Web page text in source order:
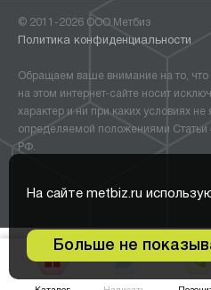
На сайте metbiz.ru
Больше не
© 2011-2026 ООО Метбиз
Политика конфиденциальности
Обращаем ваше внимание на то,
на этом интернет-сайте носит
характер и ни при каких условиях
определяемой положениями Статьи
РФ.